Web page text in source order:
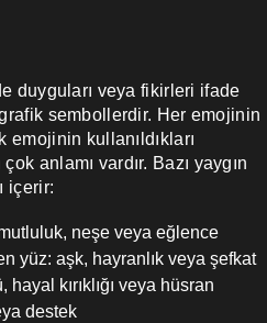
duyguları veya fikirleri ifade
sembollerdir. Her emojinin
emojinin kullanıldıkları
anlamı vardır. Bazı yaygın
içerir:
neşe veya eğlence
yüz: aşk, hayranlık veya şefkat
hayal kırıklığı veya hüsran
destek